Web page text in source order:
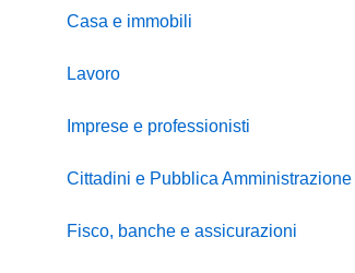
Casa e immobili
Lavoro
Imprese e professionisti
Cittadini e Pubblica Amministrazione
Fisco, banche e assicurazioni